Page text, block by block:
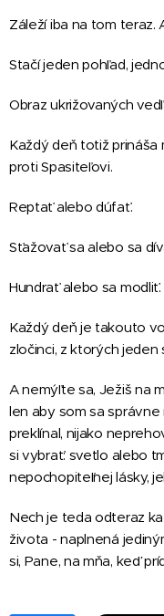
Záleží iba na tom teraz.
Stačí jeden pohľad,
Obraz ukrižovaných
Každý deň totiž
proti Spasiteľovi.
Reptať alebo dúfať.
Sťažovať sa alebo sa
Hundrať alebo sa modliť.
Každý deň je takouto
zločinci, z ktorých
A nemýľte sa, Ježiš na
len aby som sa
preklínal, nijako
si vybrať: svetlo alebo
nepochopiteľnej lásky,
Nech je teda odteraz
života - naplnená
si, Pane, na mňa, keď